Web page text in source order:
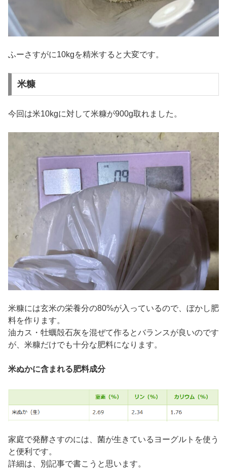
ふーさすがに10kgを精米すると大変です。
米糠
今回は米10kgに対して米糠が900g取れました。
米糠には玄米の栄養分の80%が入っているので、ぼかし肥
料を作ります。
油カス・牡蠣殻石灰を混ぜて作るとバランスが良いのです
が、米糠だけでも十分な肥料になります。
米ぬかに含まれる肥料成分
家庭で発酵さすのには、菌が生きているヨーグルトを使う
と便利です。
詳細は、別記事で書こうと思います。